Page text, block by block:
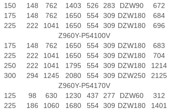
150
148 762 1403 526 283 DZW90
672
175
148 762 1650 554 309 DZW180
684
225
222 1041 1650 554 309 DZW180
696
Z960Y-P54100V
175
148 762 1650 554 309 DZW180
683
225
222 1041 1650 554 309 DZW180
704
250
222 1041 1795 554 309 DZW180
1214
300
294 1245 2080 554 309 DZW250
2125
Z960Y-P54170V
125
98 630 1230 437 277 DZW60
312
225
186 1060 1680 554 309 DZW180
1401